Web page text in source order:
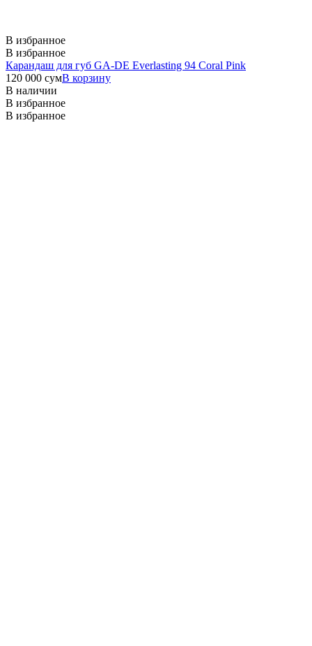
В избранное
В избранное
Карандаш для губ GA-DE Everlasting 94 Coral Pink
120 000 сумВ корзину
В наличии
В избранное
В избранное